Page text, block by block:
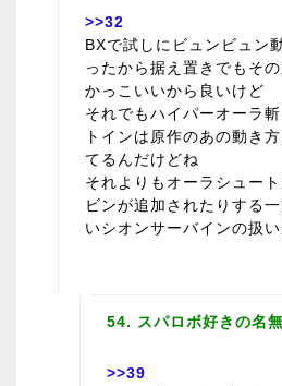
>>32
BXで試しにビュンビュン
ったから据え置きでもそ
かっこいいから良いけど
それでもハイパーオーラ
トインは原作のあの動き
てるんだけどね
それよりもオーラシュー
ビンが追加されたりする
いシオンサーバインの扱
54. スパロボ好きの名
>>39